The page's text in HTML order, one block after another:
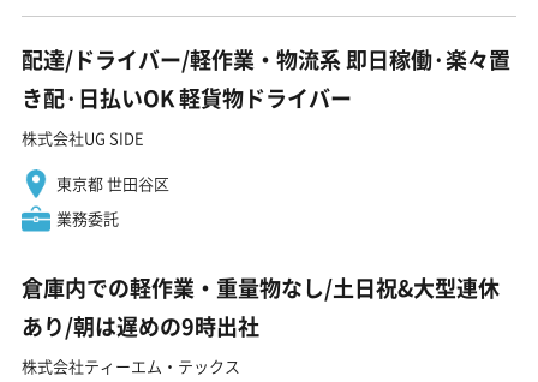
配達/ドライバー/軽作業・物流系 即日稼働·楽々置
き配·日払いOK 軽貨物ドライバー
株式会社UG SIDE
東京都 世田谷区
業務委託
倉庫内での軽作業・重量物なし/土日祝&大型連休
あり/朝は遅めの9時出社
株式会社ティーエム・テックス